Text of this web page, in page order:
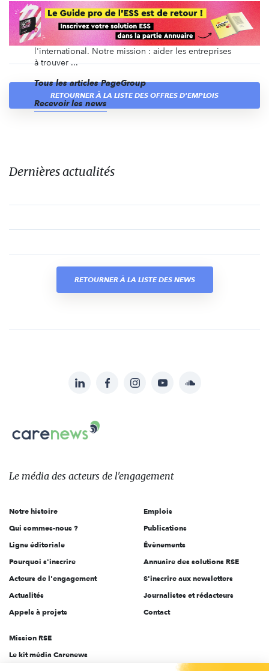
spécialisé depuis plus de 40 ans dans le
recrutement en CDI, en intérim, en management de
transition, ainsi que du recrutement de dirigeants et
des recrutements volumiques, en France et à
l'international. Notre mission : aider les entreprises
à trouver ...
Tous les articles PageGroup
Recevoir les news
RETOURNER À LA LISTE DES OFFRES D'EMPLOIS
Dernières actualités
RETOURNER À LA LISTE DES NEWS
sur:
LinkedInFacebookInstagramYouTubeSoundcloud
Le
des
l'engagement
Le média des acteurs de l'engagement
Notre histoire
Qui sommes-nous ?
Ligne éditoriale
Pourquoi s'inscrire
Acteurs de l'engagement
Actualités
Appels à projets
Emplois
Publications
Évènements
Annuaire des solutions RSE
S'inscrire aux newsletters
Journalistes et rédacteurs
Contact
Mission RSE
Le kit média Carenews